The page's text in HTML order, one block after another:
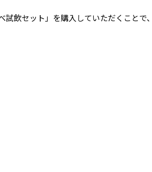
飲セット」を購⼊していただくことで、